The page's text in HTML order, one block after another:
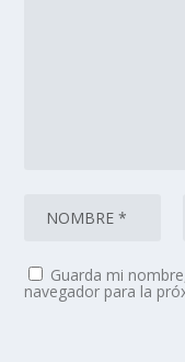
Guarda mi
navegador para la